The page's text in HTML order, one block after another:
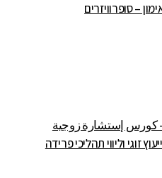
– סופרוויזרים
– كورس إستشارة زوجية
זוגי וליווי תהליכי פרידה